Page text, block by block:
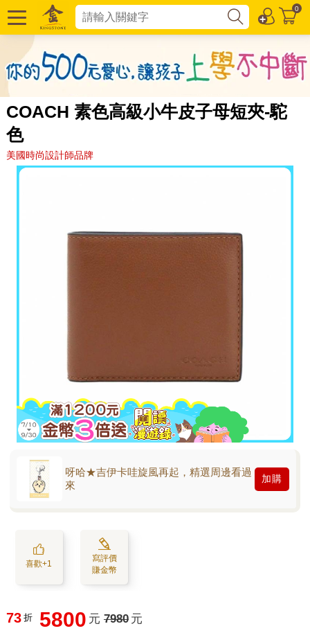
0
COACH 素色高級小牛皮子母短夾-駝
色
美國時尚設計師品牌
呀哈★吉伊卡哇旋風再起，精選周邊看過
來
加購
喜歡+1
寫評價
賺金幣
73 折 5800 元 7980 元